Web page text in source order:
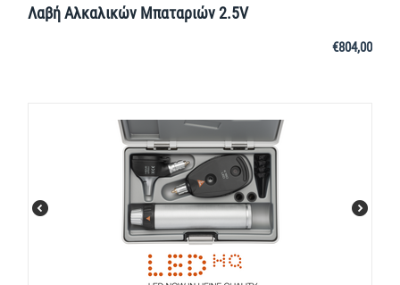
Λαβή Αλκαλικών Μπαταριών 2.5V
€804,00